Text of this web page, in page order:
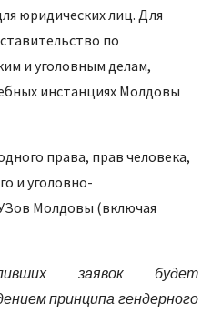
юридических лиц. Для
по
и уголовным делам,
инстанциях Молдовы
права, прав человека,
и уголовно-
Молдовы (включая
заявок будет
принципа гендерного